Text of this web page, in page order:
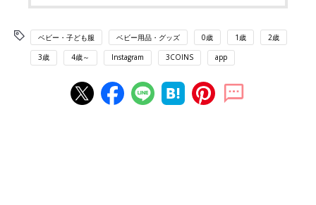
ベビー・子ども服 ベビー用品・グッズ 0歳 1歳 2歳
3歳 4歳～ Instagram 3COINS app